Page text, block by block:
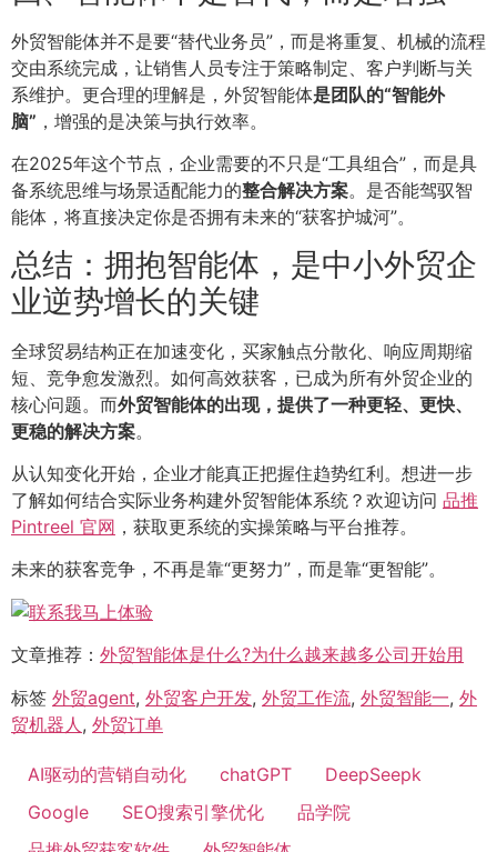
外贸智能体并不是要“替代业务员”，而是将重复、机械的流程
交由系统完成，让销售人员专注于策略制定、客户判断与关
系维护。更合理的理解是，外贸智能体是团队的“智能外
脑” ，增强的是决策与执行效率。
在2025年这个节点，企业需要的不只是“工具组合”，而是具
备系统思维与场景适配能力的整合解决方案。是否能驾驭智
能体，将直接决定你是否拥有未来的“获客护城河”。
总结：拥抱智能体，是中小外贸企
业逆势增长的关键
全球贸易结构正在加速变化，买家触点分散化、响应周期缩
短、竞争愈发激烈。如何高效获客，已成为所有外贸企业的
核心问题。而外贸智能体的出现，提供了一种更轻、更快、
更稳的解决方案。
从认知变化开始，企业才能真正把握住趋势红利。想进一步
了解如何结合实际业务构建外贸智能体系统？欢迎访问 品推
Pintreel 官网 ，获取更系统的实操策略与平台推荐。
未来的获客竞争，不再是靠“更努力”，而是靠“更智能”。
文章推荐： 外贸智能体是什么?为什么越来越多公司开始用
标签 外贸agent, 外贸客户开发, 外贸工作流, 外贸智能一, 外
贸机器人 , 外贸订单
AI驱动的营销自动化 chatGPT
DeepSeepk
Google
SEO搜索引擎优化
品学院